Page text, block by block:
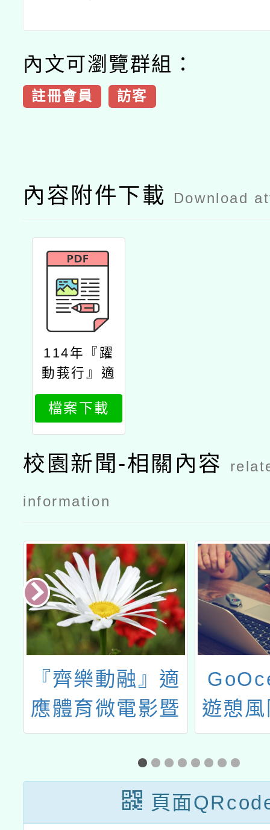
內文可瀏覽群組：
註冊會員 訪客
內容附件下載 Download
114年『躍
動莪行』適
應體育寫作
增能工作坊
檔案下載
校園新聞-相關內容
information
『齊樂動融』適
應體育微電影暨
攝影競賽拍攝培
訓工作坊
遊憩
頁面